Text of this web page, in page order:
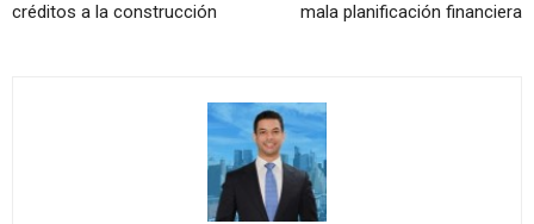
créditos a la construcción
mala planificación financiera